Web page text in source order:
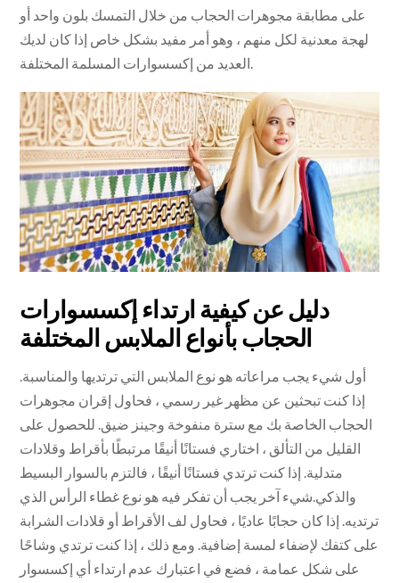
على مطابقة مجوهرات الحجاب من خلال التمسك بلون واحد أو
لهجة معدنية لكل منهم ، وهو أمر مفيد بشكل خاص إذا كان لديك
العديد من إكسسوارات المسلمة المختلفة.
دليل عن كيفية ارتداء إكسسوارات
الحجاب بأنواع الملابس المختلفة
أول شيء يجب مراعاته هو نوع الملابس التي ترتديها والمناسبة.
إذا كنت تبحثين عن مظهر غير رسمي ، فحاول إقران مجوهرات
الحجاب الخاصة بك مع سترة منفوخة وجينز ضيق. للحصول على
القليل من التألق ، اختاري فستانًا أنيقًا مرتبطًا بأقراط وقلادات
متدلية. إذا كنت ترتدي فستانًا أنيقًا ، فالتزم بالسوار البسيط
والذكي.شيء آخر يجب أن تفكر فيه هو نوع غطاء الرأس الذي
ترتديه. إذا كان حجابًا عاديًا ، فحاول لف الأقراط أو قلادات الشرابة
على كتفك لإضفاء لمسة إضافية. ومع ذلك ، إذا كنت ترتدي وشاحًا
على شكل عمامة ، فضع في اعتبارك عدم ارتداء أي إكسسوار